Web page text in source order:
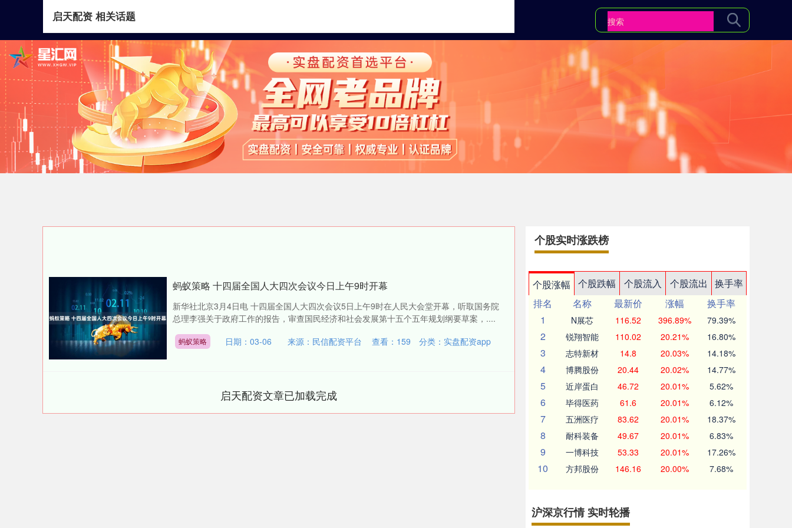
启天配资 相关话题
蚂蚁策略 十四届全国人大四次会议今日上午9时开幕
新华社北京3月4日电 十四届全国人大四次会议5日上午9时在人民大会堂开幕，听取国务院
总理李强关于政府工作的报告，审查国民经济和社会发展第十五个五年规划纲要草案，....
蚂蚁策略 日期：03-06 来源：民信配资平台 查看： 159 分类： 实盘配资app
启天配资文章已加载完成
个股实时涨跌榜
个股涨幅 个股跌幅 个股流入 个股流出
换手率
排名
名称 最新价 涨幅
换手率
1
N展芯 116.52 396.89% 79.39%
2 锐翔智能 110.02 20.21% 16.80%
3 志特新材 14.8 20.03% 14.18%
4 博腾股份 20.44 20.02% 14.77%
5 近岸蛋白 46.72 20.01% 5.62%
6 毕得医药 61.6 20.01% 6.12%
7 五洲医疗 83.62 20.01% 18.37%
8 耐科装备 49.67 20.01% 6.83%
9 一博科技 53.33 20.01% 17.26%
10 方邦股份 146.16 20.00% 7.68%
沪深京行情 实时轮播